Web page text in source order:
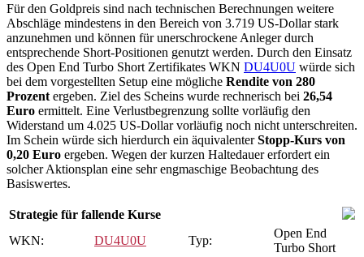
Für den Goldpreis sind nach technischen Berechnungen weitere
Abschläge mindestens in den Bereich von 3.719 US-Dollar stark
anzunehmen und können für unerschrockene Anleger durch
entsprechende Short-Positionen genutzt werden. Durch den Einsatz
des Open End Turbo Short Zertifikates WKN DU4U0U würde sich
bei dem vorgestellten Setup eine mögliche Rendite von 280
Prozent ergeben. Ziel des Scheins wurde rechnerisch bei 26,54
Euro ermittelt. Eine Verlustbegrenzung sollte vorläufig den
Widerstand um 4.025 US-Dollar vorläufig noch nicht unterschreiten.
Im Schein würde sich hierdurch ein äquivalenterStopp-Kurs von
0,20 Euro ergeben. Wegen der kurzen Haltedauer erfordert ein
solcher Aktionsplan eine sehr engmaschige Beobachtung des
Basiswertes.
Strategie für fallende Kurse
WKN:
DU4U0U Typ:
Open End
Turbo Short